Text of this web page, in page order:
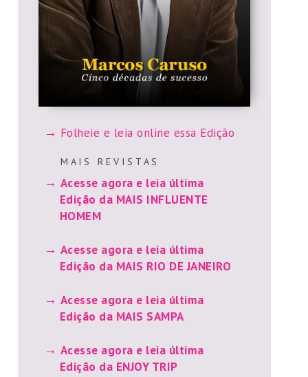
Folheie e leia online essa Edição
M A I S R E V I S T A S
Acesse agora e leia última
Edição da MAIS INFLUENTE
HOMEM
Acesse agora e leia última
Edição da MAIS RIO DE JANEIRO
Acesse agora e leia última
Edição da MAIS SAMPA
Acesse agora e leia última
Edição da ENJOY TRIP